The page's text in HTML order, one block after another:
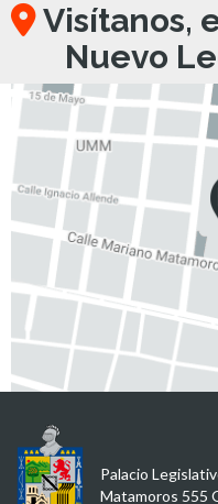
Visítanos,
Nuevo
Palacio
Matamoros 555